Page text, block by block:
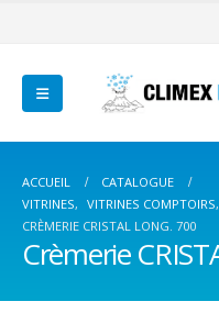
ACCUEIL
CATALOGUE
VITRINES, VITRINES COMPTOIRS,
CRÈMERIE CRISTAL LONG. 700
Crèmerie